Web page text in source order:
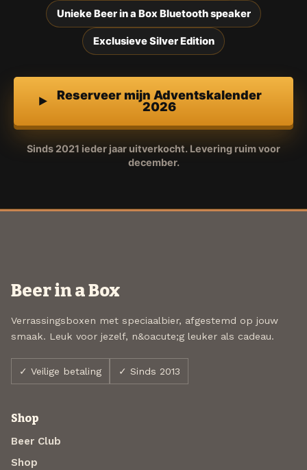
Unieke Beer in a Box Bluetooth speaker
Exclusieve Silver Edition
Reserveer mijn Adventskalender
2026
Sinds 2021 ieder jaar uitverkocht. Levering ruim voor
december.
Beer in a Box
Verrassingsboxen met speciaalbier, afgestemd op jouw
smaak. Leuk voor jezelf, n&oacute;g leuker als cadeau.
✓ Veilige betaling ✓ Sinds 2013
Shop
Beer Club
Shop